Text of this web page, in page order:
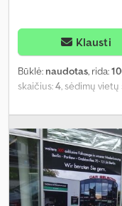
Klausti
Būklė: naudotas, rida:
skaičius:4, sėdimų vietų
emisijos klasė:nėra,
dyzelinas, Įranga:ABS,
užraktas, elektroninė
sistema, kruizo
kondicionavimas, oro
durys, suodžių filtras,